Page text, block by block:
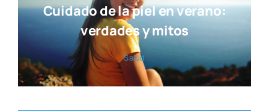
Cuidado de la piel en verano:
verdades y mitos
Salud